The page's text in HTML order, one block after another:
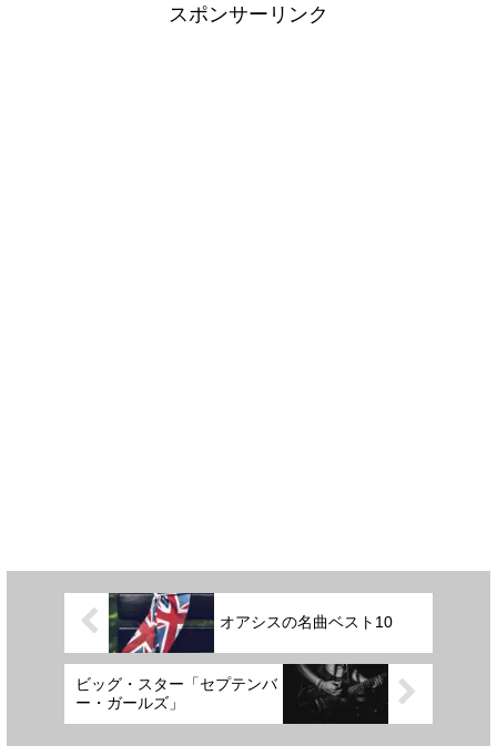
スポンサーリンク
オアシスの名曲ベスト10
ビッグ・スター「セプテンバ
ー・ガールズ」